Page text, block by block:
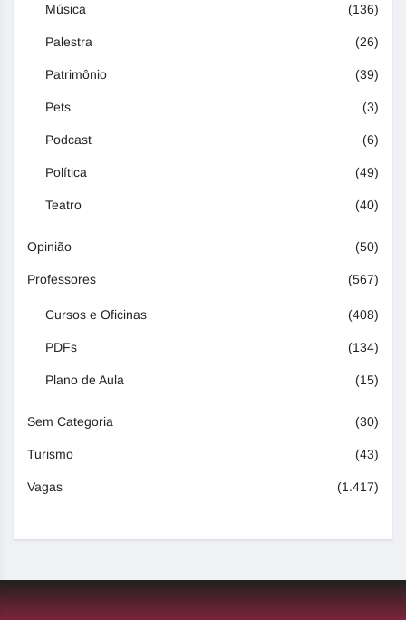
Música (136)
Palestra (26)
Patrimônio (39)
Pets (3)
Podcast (6)
Política (49)
Teatro (40)
Opinião (50)
Professores (567)
Cursos e Oficinas (408)
PDFs (134)
Plano de Aula (15)
Sem Categoria (30)
Turismo (43)
Vagas (1.417)